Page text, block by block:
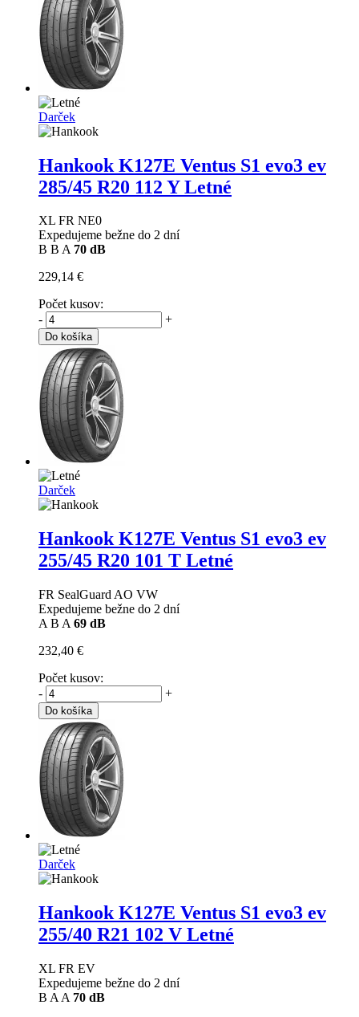
Darček
Hankook K127E Ventus S1 evo3 ev
285/45 R20 112 Y Letné
XL FR NE0
Expedujeme bežne do 2 dní
B B A 70 dB
229,14 €
Počet kusov:
-
+
Do košíka
Darček
Hankook K127E Ventus S1 evo3 ev
255/45 R20 101 T Letné
FR SealGuard AO VW
Expedujeme bežne do 2 dní
A B A 69 dB
232,40 €
Počet kusov:
-
+
Do košíka
Darček
Hankook K127E Ventus S1 evo3 ev
255/40 R21 102 V Letné
XL FR EV
Expedujeme bežne do 2 dní
B A A 70 dB